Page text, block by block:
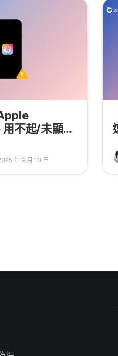
不起/未顯
年 9 月 10 日